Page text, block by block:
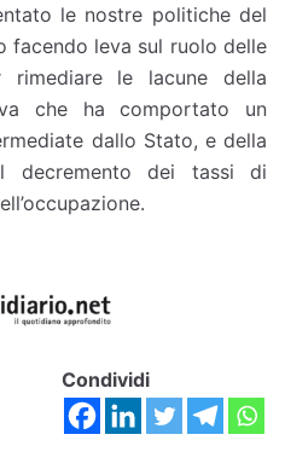
le nostre politiche del
facendo leva sul ruolo delle
rimediare le lacune della
che ha comportato un
dallo Stato, e della
decremento dei tassi di
Condividi